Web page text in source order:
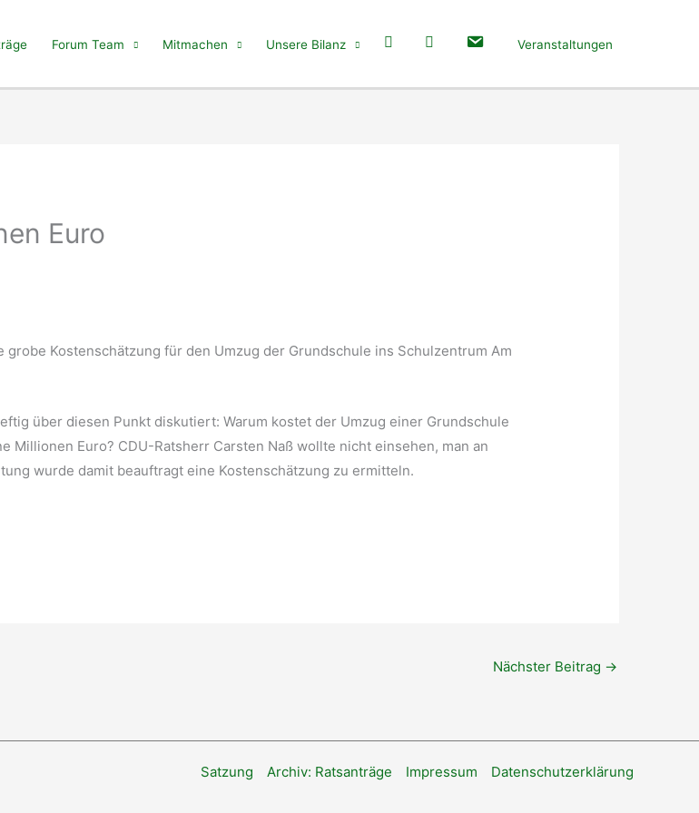
Forum Team Mitmachen Unsere Bilanz Veranstaltungen
Euro
grobe Kostenschätzung für den Umzug der Grundschule ins Schulzentrum Am
über diesen Punkt diskutiert: Warum kostet der Umzug einer Grundschule
Millionen Euro? CDU-Ratsherr Carsten Naß wollte nicht einsehen, man an
wurde damit beauftragt eine Kostenschätzung zu ermitteln.
Nächster Beitrag →
Satzung Archiv: Ratsanträge Impressum Datenschutzerklärung